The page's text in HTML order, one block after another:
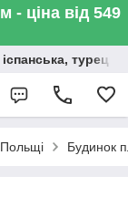
ціна від 549
Будинок